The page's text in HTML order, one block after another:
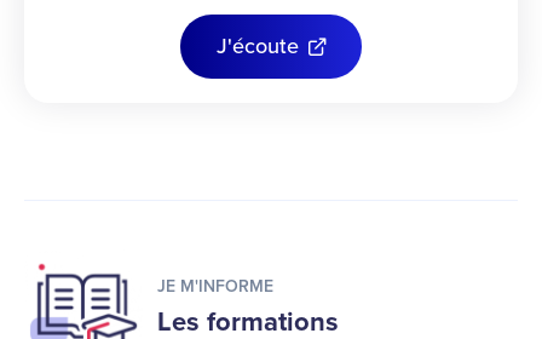
J'écoute
JE M'INFORME
Les formations